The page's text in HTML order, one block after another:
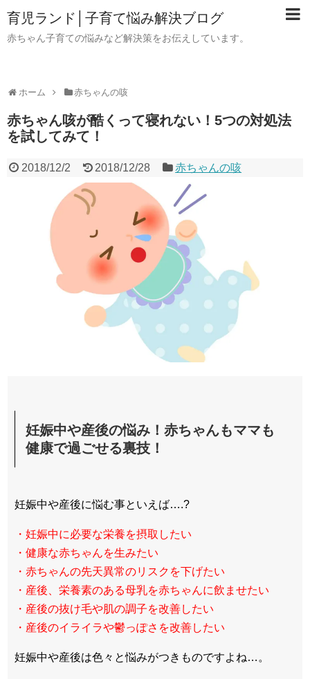
育児ランド│子育て悩み解決ブログ
赤ちゃん子育ての悩みなど解決策をお伝えしています。
ホーム 赤ちゃんの咳
赤ちゃん咳が酷くって寝れない！5つの対処法
を試してみて！
2018/12/2 2018/12/28 赤ちゃんの咳
妊娠中や産後の悩み！赤ちゃんもママも
健康で過ごせる裏技！
妊娠中や産後に悩む事といえば….?
・妊娠中に必要な栄養を摂取したい
・健康な赤ちゃんを生みたい
・赤ちゃんの先天異常のリスクを下げたい
・産後、栄養素のある母乳を赤ちゃんに飲ませたい
・産後の抜け毛や肌の調子を改善したい
・産後のイライラや鬱っぽさを改善したい
妊娠中や産後は色々と悩みがつきものですよね…。